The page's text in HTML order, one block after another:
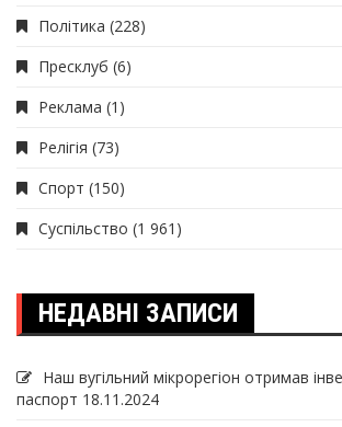
Політика (228)
Пресклуб (6)
Реклама (1)
Релігія (73)
Спорт (150)
Суспільство (1 961)
НЕДАВНІ ЗАПИСИ
Наш вугільний мікрорегіон отримав
паспорт 18.11.2024